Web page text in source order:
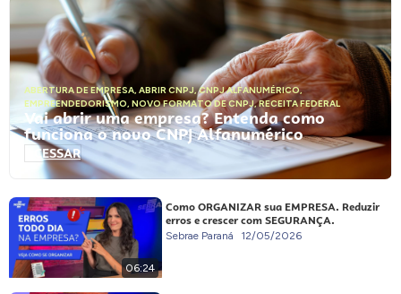
ABERTURA DE EMPRESA, ABRIR CNPJ,CNPJ ALFANUMÉRICO,
EMPREENDEDORISMO, NOVO FORMATO DE CNPJ,RECEITA FEDERAL
Vai abrir uma empresa? Entenda como
funciona o novo CNPJ Alfanumérico
ACESSAR
06:24
Como ORGANIZAR sua EMPRESA. Reduzir
erros e crescer com SEGURANÇA.
Sebrae Paraná 12/05/2026